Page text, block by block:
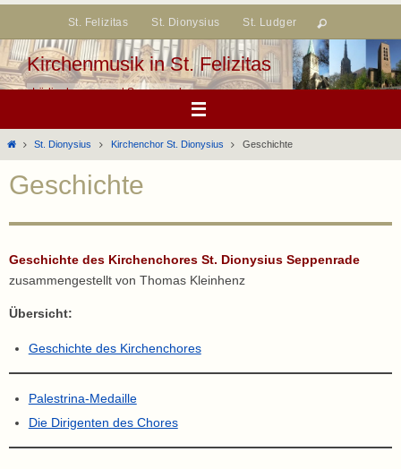
springen
St. Felizitas St. Dionysius St. Ludger
Kirchenmusik in St. Felizitas
Lüdinghausen und Seppenrade
StartSt. Dionysius Kirchenchor St. Dionysius Geschichte
Geschichte
Geschichte des Kirchenchores St. Dionysius Seppenrade
zusammengestellt von Thomas Kleinhenz
Übersicht:
Geschichte des Kirchenchores
Palestrina-Medaille
Die Dirigenten des Chores